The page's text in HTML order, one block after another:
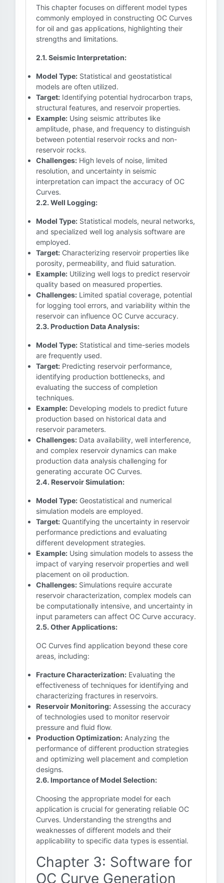
This chapter focuses on different model types
commonly employed in constructing OC Curves
for oil and gas applications, highlighting their
strengths and limitations.
2.1. Seismic Interpretation:
Model Type: Statistical and geostatistical
models are often utilized.
Target: Identifying potential hydrocarbon traps,
structural features, and reservoir properties.
Example: Using seismic attributes like
amplitude, phase, and frequency to distinguish
between potential reservoir rocks and non-
reservoir rocks.
Challenges: High levels of noise, limited
resolution, and uncertainty in seismic
interpretation can impact the accuracy of OC
Curves.
2.2. Well Logging:
Model Type: Statistical models, neural networks,
and specialized well log analysis software are
employed.
Target: Characterizing reservoir properties like
porosity, permeability, and fluid saturation.
Example: Utilizing well logs to predict reservoir
quality based on measured properties.
Challenges: Limited spatial coverage, potential
for logging tool errors, and variability within the
reservoir can influence OC Curve accuracy.
2.3. Production Data Analysis:
Model Type: Statistical and time-series models
are frequently used.
Target: Predicting reservoir performance,
identifying production bottlenecks, and
evaluating the success of completion
techniques.
Example: Developing models to predict future
production based on historical data and
reservoir parameters.
Challenges: Data availability, well interference,
and complex reservoir dynamics can make
production data analysis challenging for
generating accurate OC Curves.
2.4. Reservoir Simulation:
Model Type: Geostatistical and numerical
simulation models are employed.
Target: Quantifying the uncertainty in reservoir
performance predictions and evaluating
different development strategies.
Example: Using simulation models to assess the
impact of varying reservoir properties and well
placement on oil production.
Challenges: Simulations require accurate
reservoir characterization, complex models can
be computationally intensive, and uncertainty in
input parameters can affect OC Curve accuracy.
2.5. Other Applications:
OC Curves find application beyond these core
areas, including:
Fracture Characterization: Evaluating the
effectiveness of techniques for identifying and
characterizing fractures in reservoirs.
Reservoir Monitoring: Assessing the accuracy
of technologies used to monitor reservoir
pressure and fluid flow.
Production Optimization: Analyzing the
performance of different production strategies
and optimizing well placement and completion
designs.
2.6. Importance of Model Selection:
Choosing the appropriate model for each
application is crucial for generating reliable OC
Curves. Understanding the strengths and
weaknesses of different models and their
applicability to specific data types is essential.
Chapter 3: Software for
OC Curve Generation